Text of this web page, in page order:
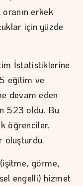
erkek
için yüzde
İstatistiklerine
eğitim ve
devam eden
523 oldu. Bu
öğrenciler,
oluşturdu.
görme,
engelli) hizmet